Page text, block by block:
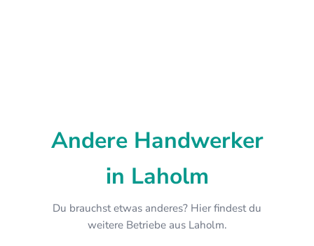
Andere Handwerker
in Laholm
Du brauchst etwas anderes? Hier findest du
weitere Betriebe aus Laholm.